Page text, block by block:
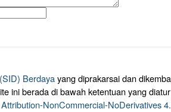
Berdayayang diprakarsai dan
ini berada di bawah ketentuan yang
Attribution-NonCommercial-NoDerivatives